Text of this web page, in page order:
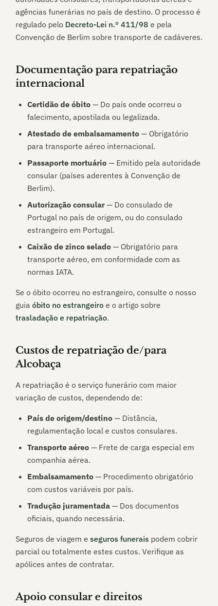
agências funerárias no país de destino. O processo é
regulado pelo Decreto-Lei n.º 411/98 e pela
Convenção de Berlim sobre transporte de cadáveres.
Documentação para repatriação
internacional
Certidão de óbito — Do país onde ocorreu o
falecimento, apostilada ou legalizada.
Atestado de embalsamamento — Obrigatório
para transporte aéreo internacional.
Passaporte mortuário — Emitido pela autoridade
consular (países aderentes à Convenção de
Berlim).
Autorização consular — Do consulado de
Portugal no país de origem, ou do consulado
estrangeiro em Portugal.
Caixão de zinco selado — Obrigatório para
transporte aéreo, em conformidade com as
normas IATA.
Se o óbito ocorreu no estrangeiro, consulte o nosso
guia óbito no estrangeiro e o artigo sobre
trasladação e repatriação.
Custos de repatriação de/para
Alcobaça
A repatriação é o serviço funerário com maior
variação de custos, dependendo de:
País de origem/destino — Distância,
regulamentação local e custos consulares.
Transporte aéreo — Frete de carga especial em
companhia aérea.
Embalsamamento — Procedimento obrigatório
com custos variáveis por país.
Tradução juramentada — Dos documentos
oficiais, quando necessária.
Seguros de viagem e seguros funerais podem cobrir
parcial ou totalmente estes custos. Verifique as
apólices antes de contratar.
Apoio consular e direitos